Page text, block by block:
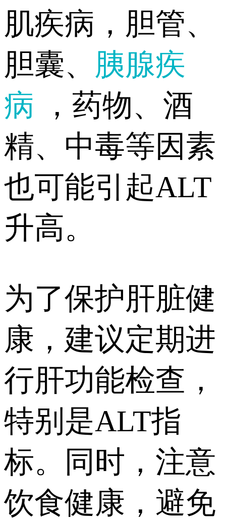
肌疾病，胆管、
胆囊、 胰腺疾
病
，药物、酒
精、中毒等因素
也可能引起ALT
升高。
为了保护肝脏健
康，建议定期进
行肝功能检查，
特别是ALT指
标。同时，注意
饮食健康，避免